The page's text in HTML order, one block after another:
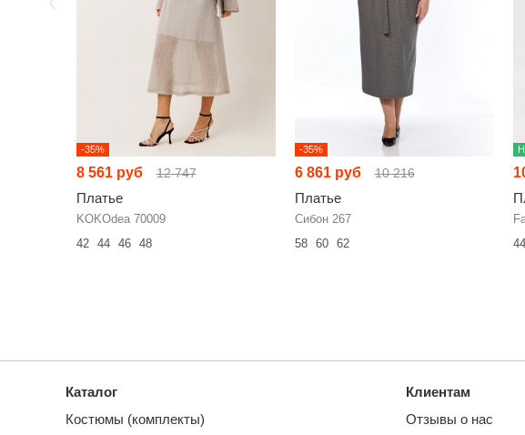
-35%
8 561 руб 12 747
Платье
KOKOdea 70009
42
44 46 48
-35%
6 861 руб 10 216
Платье
Сибон 267
58
60 62
44
Каталог
Костюмы (комплекты)
Клиентам
Отзывы о нас